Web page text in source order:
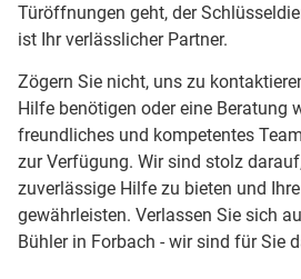
Türöffnungen geht, der
ist Ihr verlässlicher Partner.
Zögern Sie nicht, uns zu
Hilfe benötigen oder eine Beratung
freundliches und kompetentes
zur Verfügung. Wir sind stolz
zuverlässige Hilfe zu bieten und
gewährleisten. Verlassen Sie sich
Bühler in Forbach - wir sind für Sie